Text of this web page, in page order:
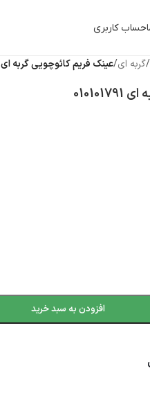
حساب کاربری
/گربه ای/عینک فریم کائوچویی گربه ای 010101791
افزودن به سبد خرید